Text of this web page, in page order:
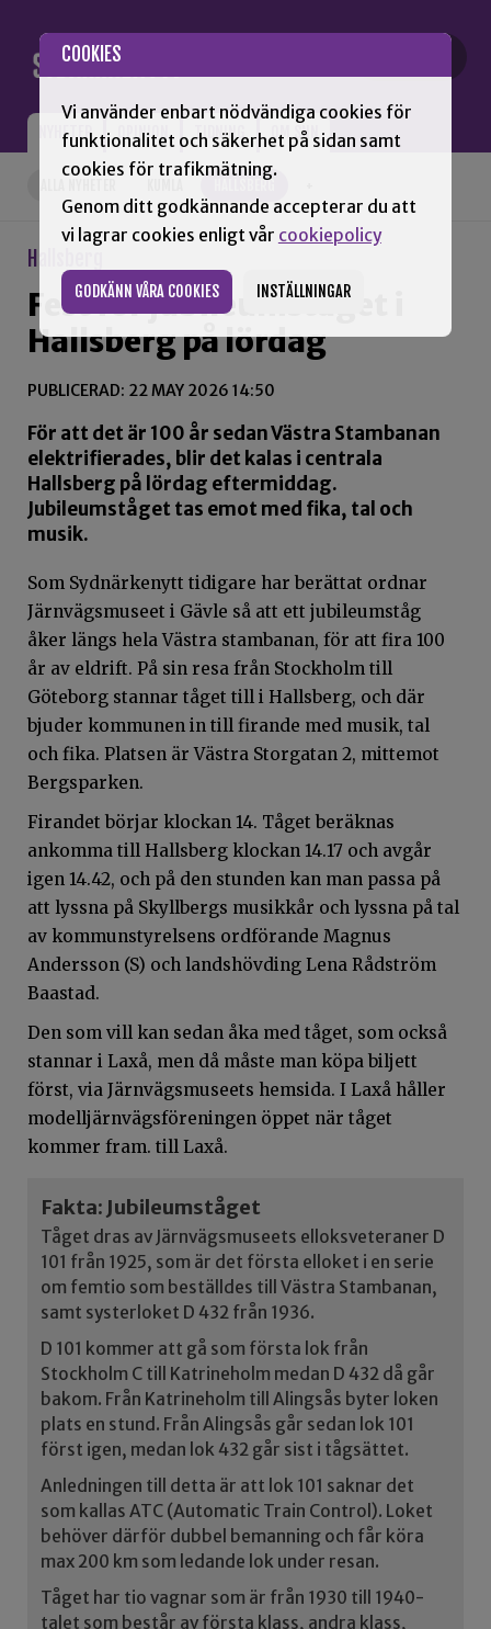
COOKIES
Vi använder enbart nödvändiga cookies för
funktionalitet och säkerhet på sidan samt
cookies för trafikmätning.
Genom ditt godkännande accepterar du att
vi lagrar cookies enligt vår cookiepolicy
GODKÄNN VÅRA COOKIES INSTÄLLNINGAR
NYHETER OPINION TIDNING OM SNN
HALLSBERG
Hallsberg
Fest för jubileumståget i
Hallsberg på lördag
PUBLICERAD: 22 MAY 2026 14:50
För att det är 100 år sedan Västra Stambanan
elektrifierades, blir det kalas i centrala
Hallsberg på lördag eftermiddag.
Jubileumståget tas emot med fika, tal och
musik.
Som Sydnärkenytt tidigare har berättat ordnar
Järnvägsmuseet i Gävle så att ett jubileumståg
åker längs hela Västra stambanan, för att fira 100
år av eldrift. På sin resa från Stockholm till
Göteborg stannar tåget till i Hallsberg, och där
bjuder kommunen in till firande med musik, tal
och fika. Platsen är Västra Storgatan 2, mittemot
Bergsparken.
Firandet börjar klockan 14. Tåget beräknas
ankomma till Hallsberg klockan 14.17 och avgår
igen 14.42, och på den stunden kan man passa på
att lyssna på Skyllbergs musikkår och lyssna på tal
av kommunstyrelsens ordförande Magnus
Andersson (S) och landshövding Lena Rådström
Baastad.
Den som vill kan sedan åka med tåget, som också
stannar i Laxå, men då måste man köpa biljett
först, via Järnvägsmuseets hemsida. I Laxå håller
modelljärnvägsföreningen öppet när tåget
kommer fram. till Laxå.
Fakta: Jubileumståget
Tåget dras av Järnvägsmuseets elloksveteraner D
101 från 1925, som är det första elloket i en serie
om femtio som beställdes till Västra Stambanan,
samt systerloket D 432 från 1936.
D 101 kommer att gå som första lok från
Stockholm C till Katrineholm medan D 432 då går
bakom. Från Katrineholm till Alingsås byter loken
plats en stund. Från Alingsås går sedan lok 101
först igen, medan lok 432 går sist i tågsättet.
Anledningen till detta är att lok 101 saknar det
som kallas ATC (Automatic Train Control). Loket
behöver därför dubbel bemanning och får köra
max 200 km som ledande lok under resan.
Tåget har tio vagnar som är från 1930 till 1940-
talet som består av första klass, andra klass,